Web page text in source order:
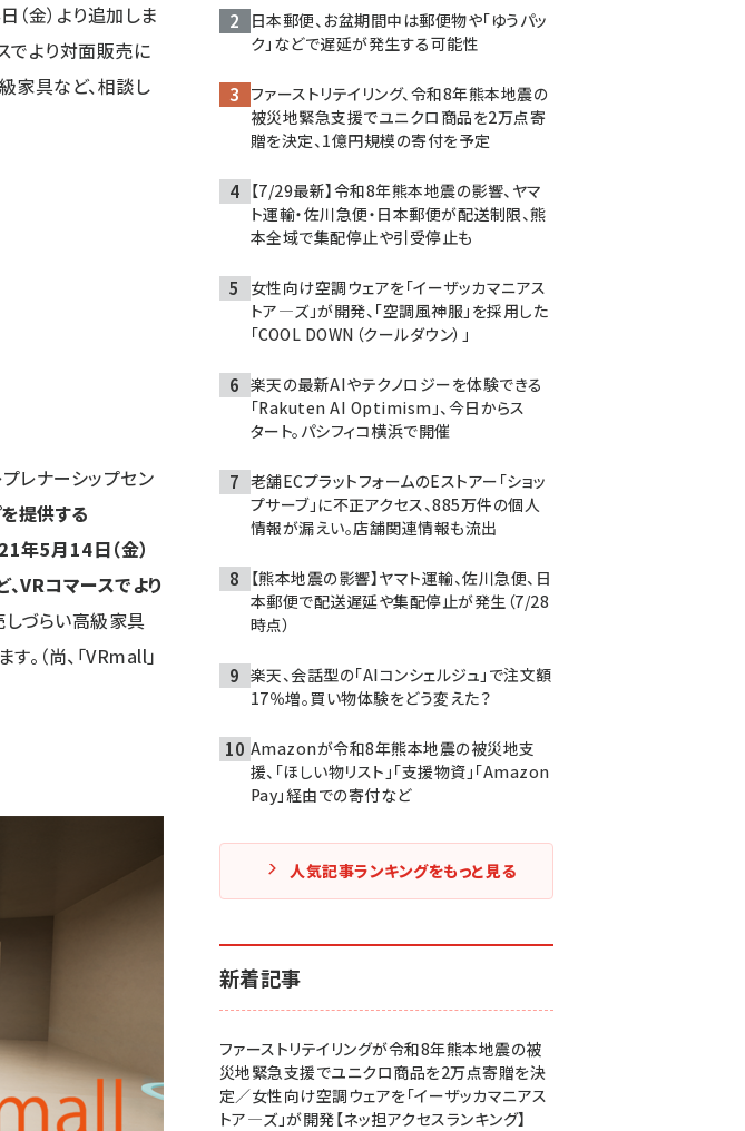
金）より追加しま
でより対面販売に
家具など、相談し
レナーシップセン
提供する
年5月14日（金）
VRコマースでより
づらい高級家具
（尚、「VRmall」
日本郵便、お盆期間中は郵便物や「ゆうパッ
ク」などで遅延が発生する可能性
ファーストリテイリング、令和8年熊本地震の
被災地緊急支援でユニクロ商品を2万点寄
贈を決定、1億円規模の寄付を予定
【7/29最新】令和8年熊本地震の影響、ヤマ
ト運輸・佐川急便・日本郵便が配送制限、熊
本全域で集配停止や引受停止も
女性向け空調ウェアを「イーザッカマニアス
トア―ズ」が開発、「空調風神服」を採用した
「COOL DOWN（クールダウン）」
楽天の最新AIやテクノロジーを体験できる
「Rakuten AI Optimism」、今日からス
タート。パシフィコ横浜で開催
老舗ECプラットフォームのEストアー「ショッ
プサーブ」に不正アクセス、885万件の個人
情報が漏えい。店舗関連情報も流出
【熊本地震の影響】ヤマト運輸、佐川急便、日
本郵便で配送遅延や集配停止が発生（7/28
時点）
楽天、会話型の「AIコンシェルジュ」で注文額
17％増。買い物体験をどう変えた？
Amazonが令和8年熊本地震の被災地支
援、「ほしい物リスト」「支援物資」「Amazon
Pay」経由での寄付など
人気記事ランキングをもっと見る
新着記事
ファーストリテイリングが令和8年熊本地震の被
災地緊急支援でユニクロ商品を2万点寄贈を決
定／女性向け空調ウェアを「イーザッカマニアス
トア―ズ」が開発【ネッ担アクセスランキング】